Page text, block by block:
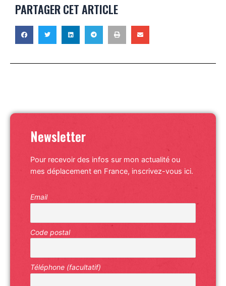
PARTAGER CET ARTICLE
Newsletter
Pour recevoir des infos sur mon actualité ou
mes déplacement en France, inscrivez-vous ici.
Email
Code postal
Téléphone (facultatif)